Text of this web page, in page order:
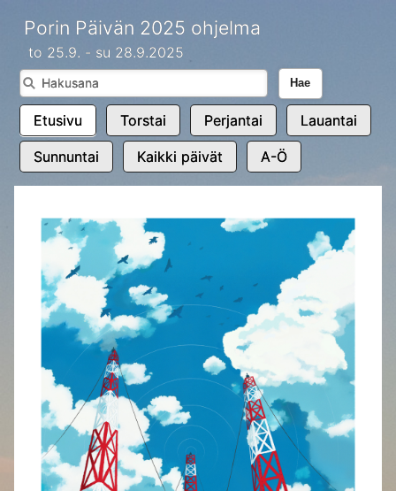
Porin Päivän 2025 ohjelma
to 25.9. - su 28.9.2025
Hae
Etusivu Torstai Perjantai Lauantai
Sunnuntai Kaikki päivät A-Ö